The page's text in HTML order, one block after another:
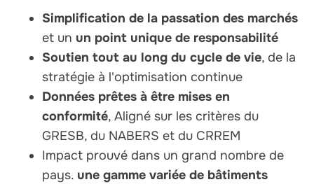
Simplification de la passation des marchés
et un un point unique de responsabilité
Soutien tout au long du cycle de vie, de la
stratégie à l'optimisation continue
Données prêtes à être mises en
conformité, Aligné sur les critères du
GRESB, du NABERS et du CRREM
Impact prouvé dans un grand nombre de
pays. une gamme variée de bâtiments